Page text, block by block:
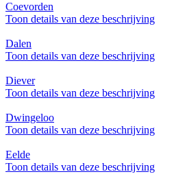
Coevorden
Toon details van deze beschrijving
Dalen
Toon details van deze beschrijving
Diever
Toon details van deze beschrijving
Dwingeloo
Toon details van deze beschrijving
Eelde
Toon details van deze beschrijving